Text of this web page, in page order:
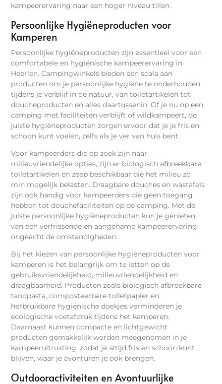
kampeerervaring naar een hoger niveau tillen.
Persoonlijke Hygiëneproducten voor
Kamperen
Persoonlijke hygiëneproducten zijn essentieel voor een
comfortabele en hygiënische kampeerervaring in
Heerlen. Campingwinkels bieden een scala aan
producten om je persoonlijke hygiëne te onderhouden
tijdens je verblijf in de natuur, van toiletartikelen tot
doucheproducten en alles daartussenin. Of je nu op een
camping met faciliteiten verblijft of wildkampeert, de
juiste hygiëneproducten zorgen ervoor dat je je fris en
schoon kunt voelen, zelfs als je ver van huis bent.
Voor kampeerders die op zoek zijn naar
milieuvriendelijke opties, zijn er biologisch afbreekbare
toiletartikelen en zeep beschikbaar die het milieu zo
min mogelijk belasten. Draagbare douches en wastafels
zijn ook handig voor kampeerders die geen toegang
hebben tot douchefaciliteiten op de camping. Met de
juiste persoonlijke hygiëneproducten kun je genieten
van een verfrissende en aangename kampeerervaring,
ongeacht de omstandigheden.
Bij het kiezen van persoonlijke hygiëneproducten voor
kamperen is het belangrijk om te letten op de
gebruiksvriendelijkheid, milieuvriendelijkheid en
draagbaarheid. Producten zoals biologisch afbreekbare
tandpasta, composteerbare toiletpapier en
herbruikbare hygiënische doekjes verminderen je
ecologische voetafdruk tijdens het kamperen.
Daarnaast kunnen compacte en lichtgewicht
producten gemakkelijk worden meegenomen in je
kampeeruitrusting, zodat je altijd fris en schoon kunt
blijven, waar je avonturen je ook brengen.
Outdooractiviteiten en Avontuurlijke